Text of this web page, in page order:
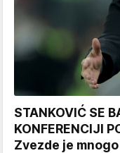
STANKOVIĆ SE
KONFERENCIJI
Zvezde je